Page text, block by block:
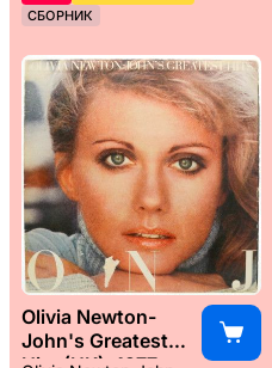
СБОРНИК
Olivia Newton-
John's Greatest